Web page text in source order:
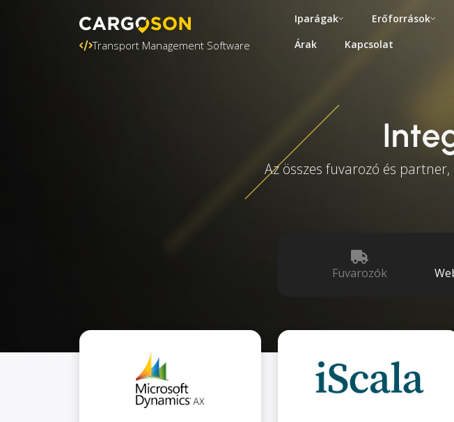
Transport Management Software
Iparágak
Erőforrások
Árak
Kapcsolat
Az összes fuvarozó és
Fuvarozók